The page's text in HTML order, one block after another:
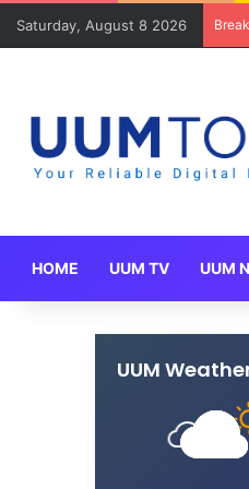
Saturday, August 8 2026
HOME UUM TV UUM
UUM